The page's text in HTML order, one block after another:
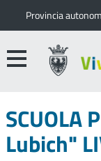
Provincia
SCUOLA
Lubich"